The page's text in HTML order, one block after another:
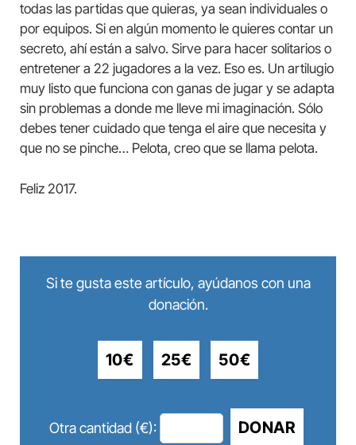
todas las partidas que quieras, ya sean individuales o
por equipos. Si en algún momento le quieres contar un
secreto, ahí están a salvo. Sirve para hacer solitarios o
entretener a 22 jugadores a la vez. Eso es. Un artilugio
muy listo que funciona con ganas de jugar y se adapta
sin problemas a donde me lleve mi imaginación. Sólo
debes tener cuidado que tenga el aire que necesita y
que no se pinche… Pelota, creo que se llama pelota.
Feliz 2017.
Si te gusta este artículo, ayúdanos con una
donación.
10€ 25€ 50€
Otra cantidad (€): DONAR